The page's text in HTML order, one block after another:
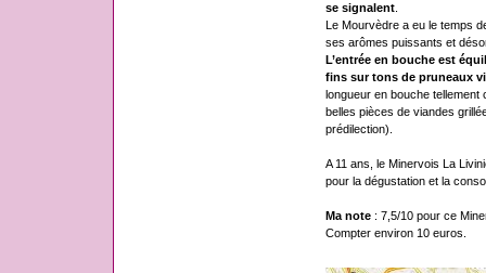
se signalent.
Le Mourvèdre a eu le temps
ses arômes puissants et
L’entrée en bouche est
fins sur tons de pruneaux
longueur en bouche
belles pièces de viandes
prédilection).
A 11 ans, le Minervois La
pour la dégustation et la
Ma note: 7,5/10 pour ce
Compter environ 10 euros.